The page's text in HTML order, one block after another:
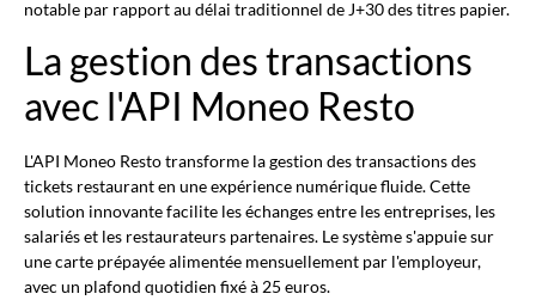
notable par rapport au délai traditionnel de J+30 des titres papier.
La gestion des transactions
avec l'API Moneo Resto
L'API Moneo Resto transforme la gestion des transactions des
tickets restaurant en une expérience numérique fluide. Cette
solution innovante facilite les échanges entre les entreprises, les
salariés et les restaurateurs partenaires. Le système s'appuie sur
une carte prépayée alimentée mensuellement par l'employeur,
avec un plafond quotidien fixé à 25 euros.